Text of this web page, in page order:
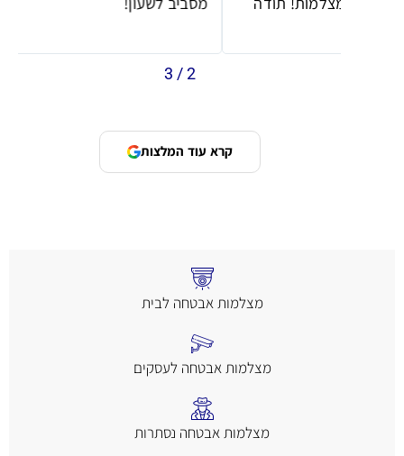
מצלמות אבטחה לבית
מצלמות אבטחה לעסקים
מצלמות אבטחה נסתרות
2
/
3
קרא עוד המלצות